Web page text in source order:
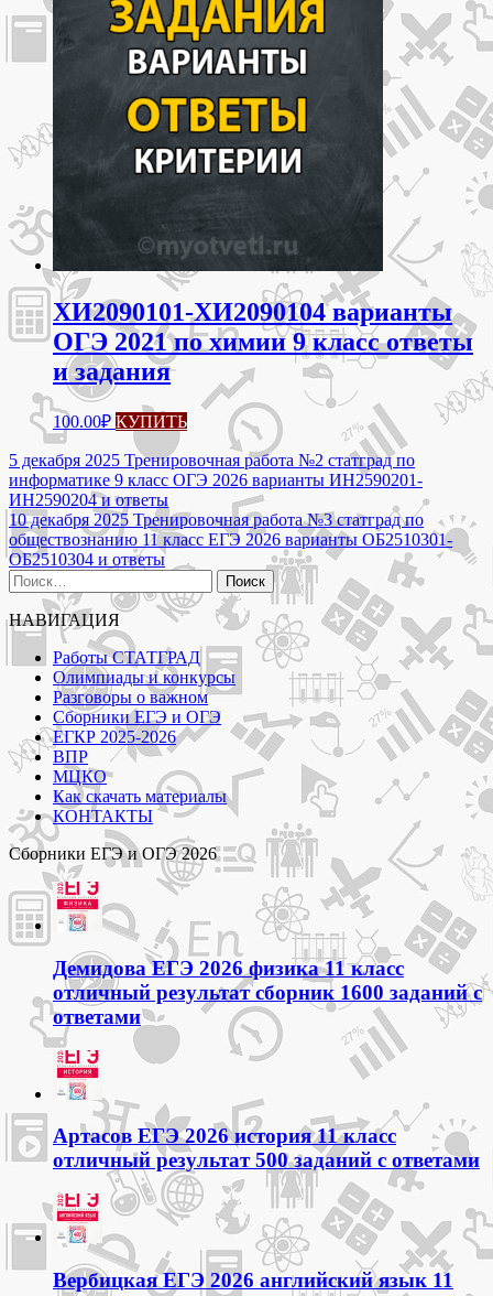
ХИ2090101-ХИ2090104 варианты
ОГЭ 2021 по химии 9 класс ответы
и задания
100.00₽ КУПИТЬ
Навигация
по
записям
5 декабря 2025 Тренировочная работа №2 статград по
информатике 9 класс ОГЭ 2026 варианты ИН2590201-
ИН2590204 и ответы
10 декабря 2025 Тренировочная работа №3 статград по
обществознанию 11 класс ЕГЭ 2026 варианты ОБ2510301-
ОБ2510304 и ответы
Найти:
НАВИГАЦИЯ
Работы СТАТГРАД
Олимпиады и конкурсы
Разговоры о важном
Сборники ЕГЭ и ОГЭ
ЕГКР 2025-2026
ВПР
МЦКО
Как скачать материалы
КОНТАКТЫ
Сборники ЕГЭ и ОГЭ 2026
Демидова ЕГЭ 2026 физика 11 класс
отличный результат сборник 1600 заданий с
ответами
Артасов ЕГЭ 2026 история 11 класс
отличный результат 500 заданий с ответами
Вербицкая ЕГЭ 2026 английский язык 11